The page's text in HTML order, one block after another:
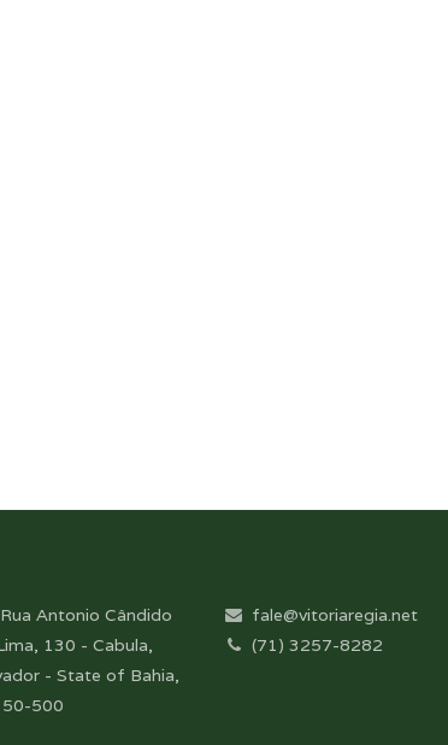
Rua Antonio Cândido
130 - Cabula,
- State of Bahia,
500
fale@vitoriaregia.net
(71) 3257-8282